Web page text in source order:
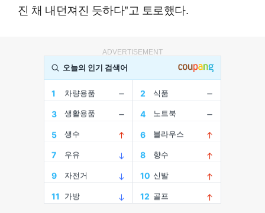
진 채 내던져진 듯하다"고 토로했다.
ADVERTISEMENT